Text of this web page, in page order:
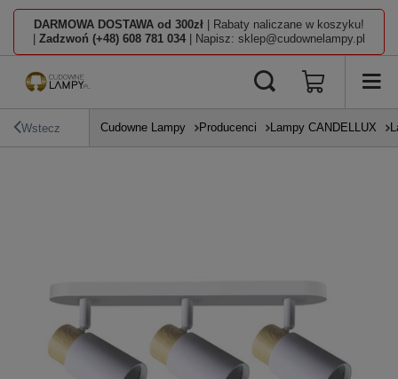
DARMOWA DOSTAWA od 300zł | Rabaty naliczane w koszyku!
Zadzwoń (+48) 608 781 034 | Napisz: sklep@cudownelampy.pl
Wstecz Cudowne Lampy Producenci Lampy CANDELLUX